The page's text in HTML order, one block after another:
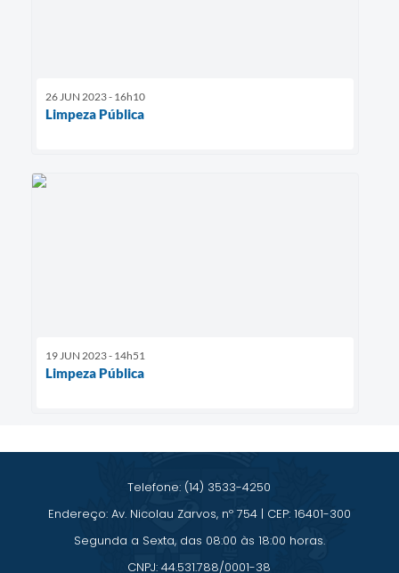
26 JUN 2023 - 16h10
Limpeza Pública
19 JUN 2023 - 14h51
Limpeza Pública
Telefone: (14) 3533-4250
Endereço: Av. Nicolau Zarvos, nº 754 | CEP: 16401-300
Segunda a Sexta, das 08:00 às 18:00 horas.
CNPJ: 44.531.788/0001-38